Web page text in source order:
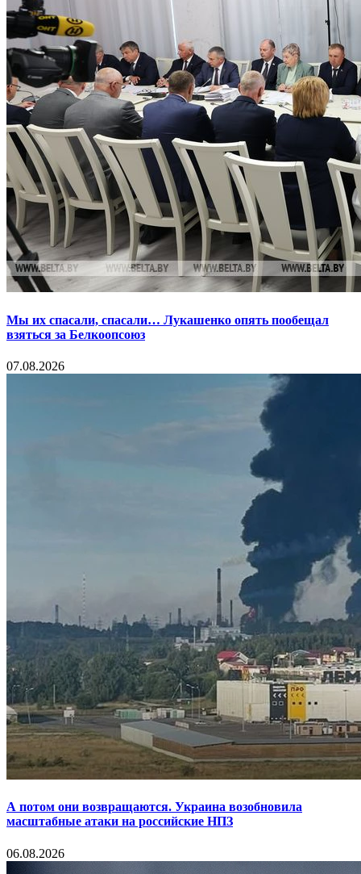
Мы их спасали, спасали… Лукашенко опять пообещал
взяться за Белкоопсоюз
07.08.2026
А потом они возвращаются. Украина возобновила
масштабные атаки на российские НПЗ
06.08.2026